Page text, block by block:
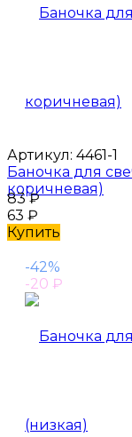
Артикул: 4461-1
Баночка для
коричневая)
83₽
63 ₽
Купить
-42%
-20 ₽